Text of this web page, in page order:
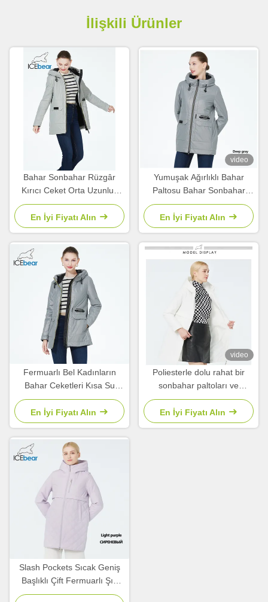
İlişkili Ürünler
Bahar Sonbahar Rüzgâr
Kırıcı Ceket Orta Uzunluk
Koleksiyonu Kadınlar İçin
Bahar Ceketleri Sonbahar
En İyi Fiyatı Alın
video
Yumuşak Ağırlıklı Bahar
Paltosu Bahar Sonbahar
Fermuarlı Bel Rüzgar
Çakma Paltosu
En İyi Fiyatı Alın
Fermuarlı Bel Kadınların
Bahar Ceketleri Kısa Su
geçirmez Rüzgâr Yumurtası
İğnelik
En İyi Fiyatı Alın
video
Poliesterle dolu rahat bir
sonbahar paltoları ve
ceketleri
En İyi Fiyatı Alın
Slash Pockets Sıcak Geniş
Başlıklı Çift Fermuarlı Şık
Hafif Yastıklı Ceket,